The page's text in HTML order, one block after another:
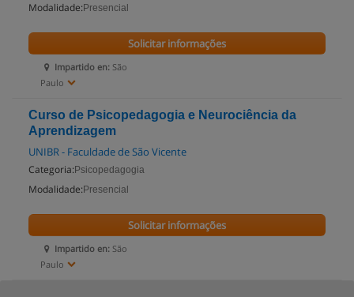
Modalidade: Presencial
Impartido en: São
Paulo
Solicitar informações
Curso de Psicopedagogia e Neurociência da
Aprendizagem
UNIBR - Faculdade de São Vicente
Categoria: Psicopedagogia
Modalidade: Presencial
Impartido en: São
Paulo
Solicitar informações